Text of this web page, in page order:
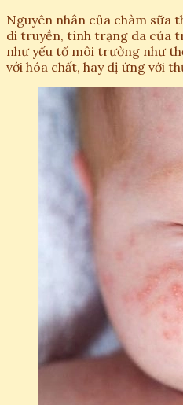
Nguyên nhân của chàm sữa
di truyền, tình trạng da của
như yếu tố môi trường như
với hóa chất, hay dị ứng với